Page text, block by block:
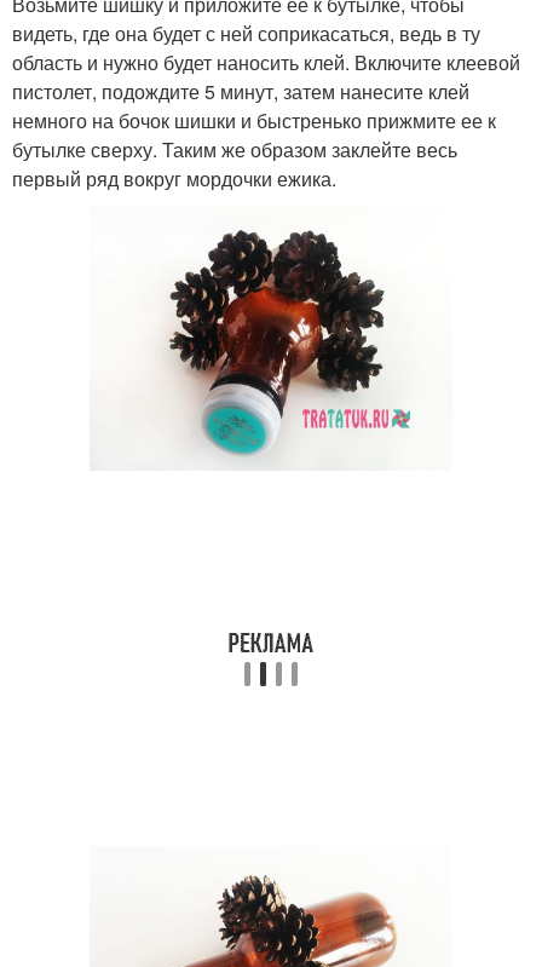
видеть, где она будет с ней соприкасаться, ведь в ту
область и нужно будет наносить клей. Включите клеевой
пистолет, подождите 5 минут, затем нанесите клей
немного на бочок шишки и быстренько прижмите ее к
бутылке сверху. Таким же образом заклейте весь
первый ряд вокруг мордочки ежика.